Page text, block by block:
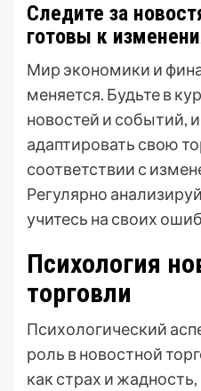
Следите за
готовы к
Мир экономики и
меняется. Будьте в
новостей и событий,
адаптировать свою
соответствии с
Регулярно
учитесь на своих
Психология
торговли
Психологический
роль в новостной
как страх и